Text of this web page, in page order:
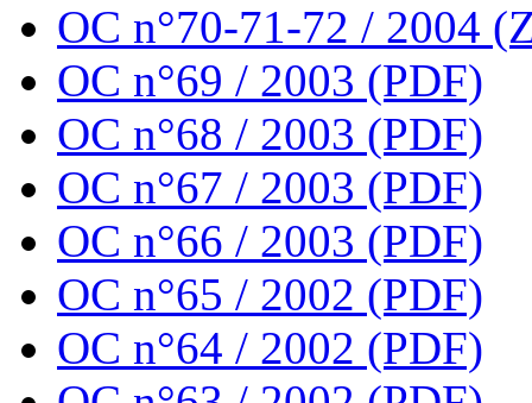
OC n°70-71-72 / 2004
OC n°69 / 2003 (PDF)
OC n°68 / 2003 (PDF)
OC n°67 / 2003 (PDF)
OC n°66 / 2003 (PDF)
OC n°65 / 2002 (PDF)
OC n°64 / 2002 (PDF)